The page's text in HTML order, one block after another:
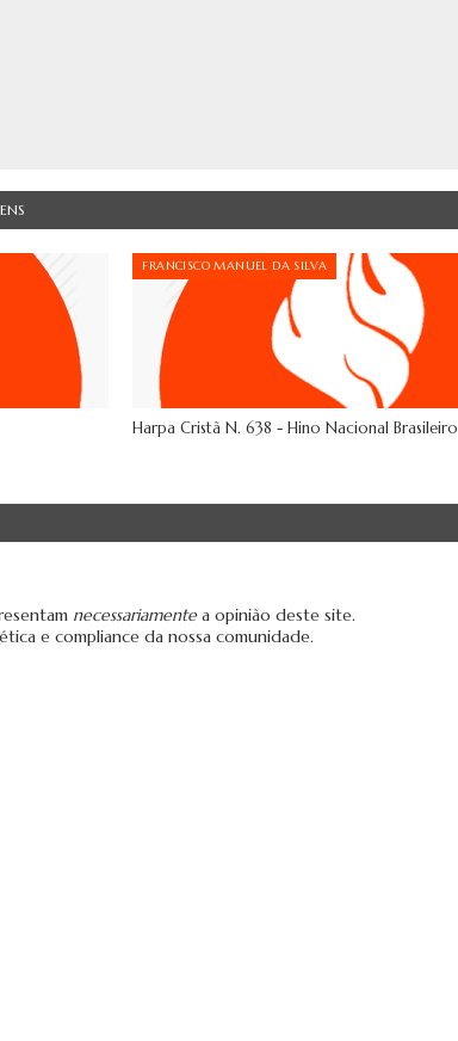
FRANCISCO MANUEL DA SILVA
Harpa Cristã N. 638 - Hino Nacional Brasileiro
necessariamentea opinião deste site.
e compliance da nossa comunidade.